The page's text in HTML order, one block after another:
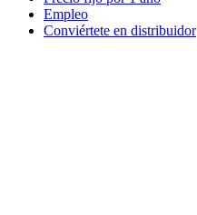
Empleo
Conviértete en distribuidor